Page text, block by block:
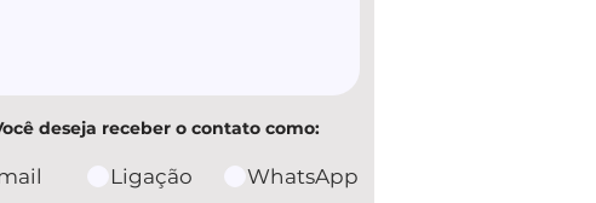
deseja receber o contato como:
Ligação WhatsApp